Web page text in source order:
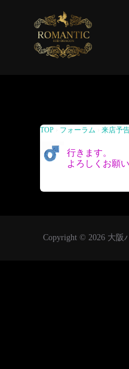
返信先: 来店予告
TOP フォーラム 来店予
行きます。
よろしくお願
Copyright © 2026 大阪